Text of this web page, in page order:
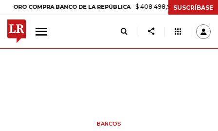
COMPRA BANCO DE LA REPÚBLICA $ 408.498,97 +$ 8.753,81 +2,19%
SUSCRÍBASE
BANCOS